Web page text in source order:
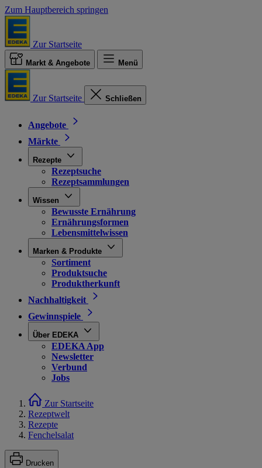
Zum Hauptbereich springen
Zur Startseite
Markt & Angebote Menü
Zur Startseite Schließen
Angebote
Märkte
Rezepte
Rezeptsuche
Rezeptsammlungen
Wissen
Bewusste Ernährung
Ernährungsformen
Lebensmittelwissen
Marken & Produkte
Sortiment
Produktsuche
Produktherkunft
Nachhaltigkeit
Gewinnspiele
Über EDEKA
EDEKA App
Newsletter
Verbund
Jobs
Zur Startseite
Rezeptwelt
Rezepte
Fenchelsalat
Drucken